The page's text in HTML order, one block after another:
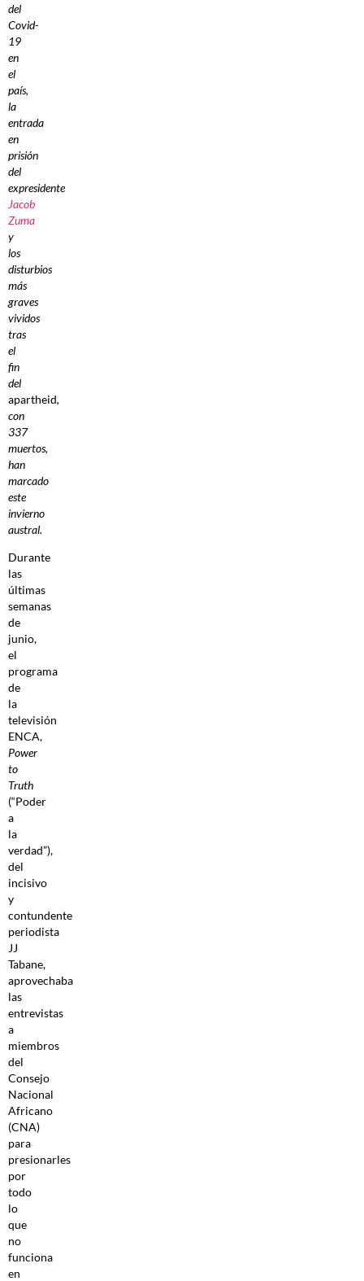
del
Covid-
19
en
el
país,
la
entrada
en
prisión
del
expresidente
Jacob
Zuma
y
los
disturbios
más
graves
vividos
tras
el
fin
del
apartheid,
con
337
muertos,
han
marcado
este
invierno
austral.
Durante
las
últimas
semanas
de
junio,
el
programa
de
la
televisión
ENCA,
Power
to
Truth
(“Poder
a
la
verdad”),
del
incisivo
y
contundente
periodista
JJ
Tabane,
aprovechaba
las
entrevistas
a
miembros
del
Consejo
Nacional
Africano
(CNA)
para
presionarles
por
todo
lo
que
no
funciona
en